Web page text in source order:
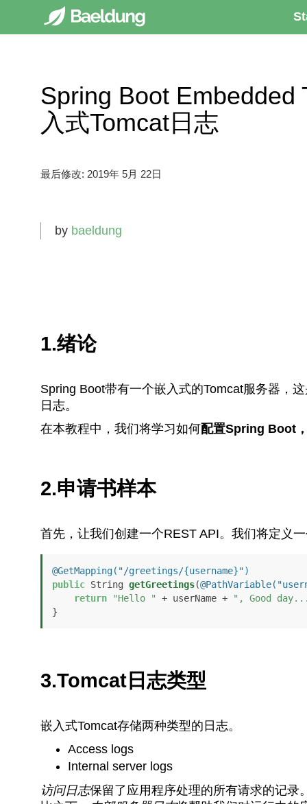
Spring Boot Embedded
入式Tomcat日志
最后修改: 2019年 5月 22日
by baeldung
1.绪论
Spring Boot带有一个嵌入式的Tomcat服务器，
日志。
在本教程中，我们将学习如何配置Spring Boot
2.申请书样本
首先，让我们创建一个REST API。我们将定义
@GetMapping("/greetings/{username}")
public String getGreetings(
return
"Hello " + userName +
", Good
}
3.Tomcat日志类型
嵌入式Tomcat存储两种类型的日志。
Access logs
Internal server logs
访问日志保留了应用程序处理的所有请求的记录